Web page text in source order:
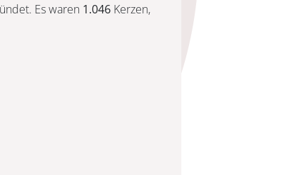
Es waren 1.046 Kerzen,